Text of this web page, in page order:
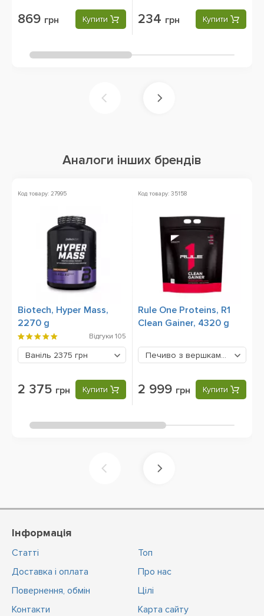
869 грн Купити 234 грн Купити
Аналоги інших брендів
Код товару: 27995
Biotech, Hyper Mass,
2270 g
Відгуки 105
Ваніль 2375 грн
2 375 грн Купити
Код товару: 35158
Rule One Proteins, R1
Clean Gainer, 4320 g
Печиво з вершками 2999 грн
2 999 грн Купити
Інформація
Статті
Доставка і оплата
Повернення, обмін
Контакти
Топ
Про нас
Цiлi
Карта сайту